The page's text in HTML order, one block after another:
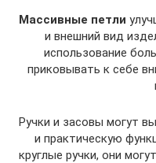
Массивные петли
и внешний вид
использование
приковывать к себе
Ручки и засовы могут
и практическую
круглые ручки, они